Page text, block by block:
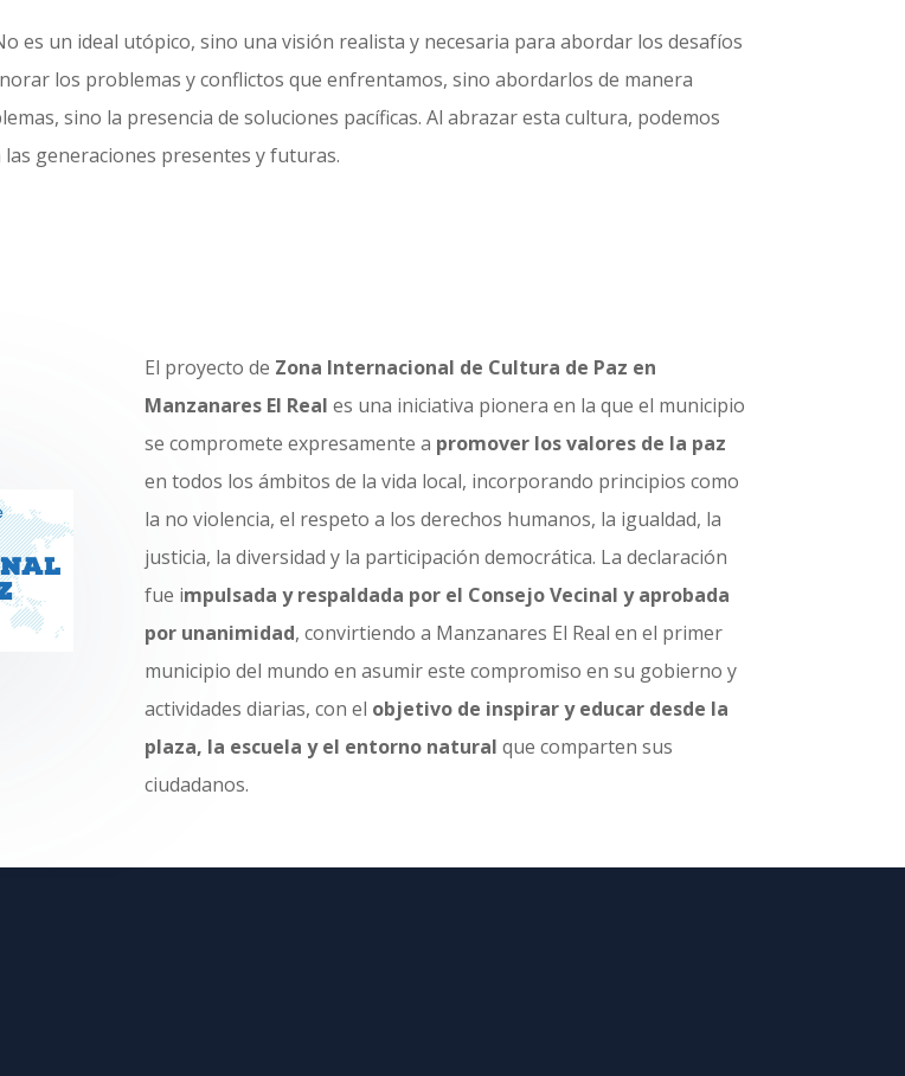
es un ideal utópico, sino una visión realista y necesaria para abordar los desafíos
los problemas y conflictos que enfrentamos, sino abordarlos de manera
sino la presencia de soluciones pacíficas. Al abrazar esta cultura, podemos
generaciones presentes y futuras.
El proyecto de Zona Internacional de Cultura de Paz en
Manzanares El Real es una iniciativa pionera en la que el municipio
se compromete expresamente a promover los valores de la paz
en todos los ámbitos de la vida local, incorporando principios como
la no violencia, el respeto a los derechos humanos, la igualdad, la
justicia, la diversidad y la participación democrática. La declaración
fue impulsada y respaldada por el Consejo Vecinal y aprobada
por unanimidad, convirtiendo a Manzanares El Real en el primer
municipio del mundo en asumir este compromiso en su gobierno y
actividades diarias, con el objetivo de inspirar y educar desde la
plaza, la escuela y el entorno natural que comparten sus
ciudadanos.